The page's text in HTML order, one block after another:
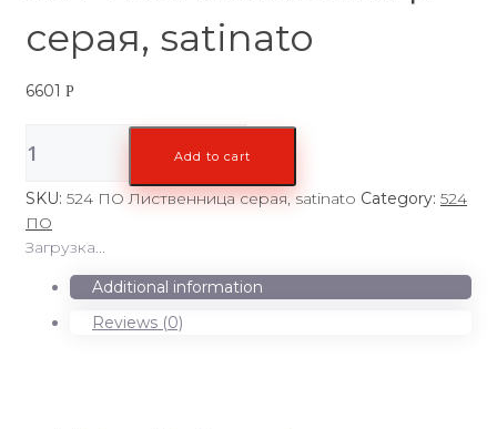
серая, satinato
6601 Р
ПО
Лиственница
серая,
satinato
quantity
Add to cart
SKU: 524 ПО Лиственница серая, satinato Category: 524
ПО
Загрузка...
Additional information
Reviews (0)